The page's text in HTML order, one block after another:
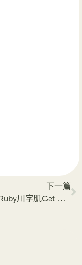
下一篇
模特兒Ruby川字肌Get 不愛運動的懶人福音